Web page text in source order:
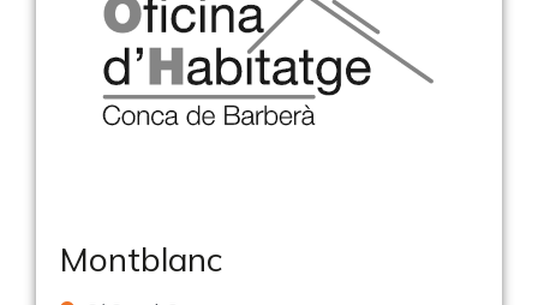
Montblanc